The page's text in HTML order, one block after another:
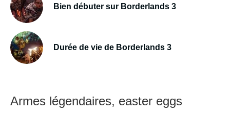
Bien débuter sur Borderlands 3
Durée de vie de Borderlands 3
Armes légendaires, easter eggs